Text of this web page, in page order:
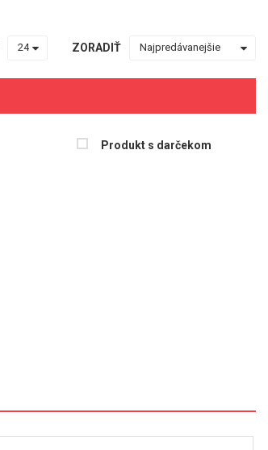
ZORADIŤ
Produkt s darčekom